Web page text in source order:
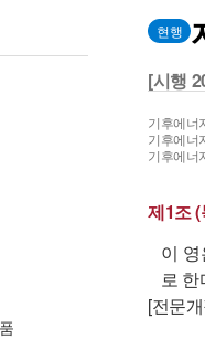
현행
[시행
기후에너
기후에너
기후에너
제1조
이
로 한
[전문